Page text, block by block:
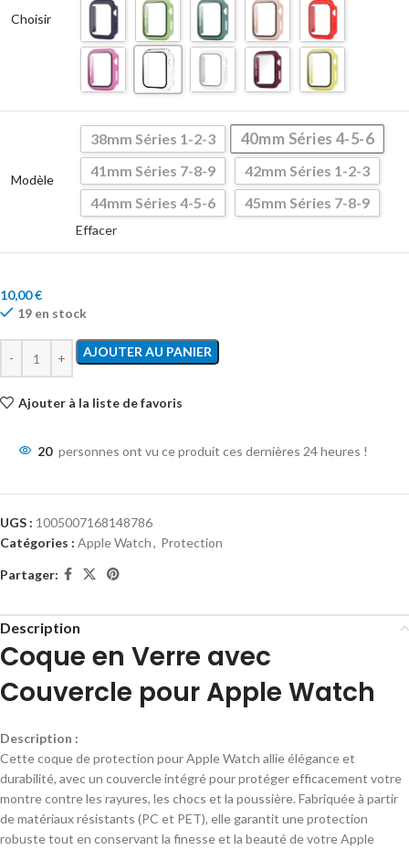
Choisir
Modèle
38mm Séries 1-2-3 40mm Séries 4-5-6
41mm Séries 7-8-9
42mm Séries 1-2-3
44mm Séries 4-5-6
45mm Séries 7-8-9
Effacer
10,00€
19 en stock
AJOUTER AU PANIER
Ajouter à la liste de favoris
20 personnes ont vu ce produit ces dernières 24 heures !
UGS : 1005007168148786
Catégories : Apple Watch, Protection
Partager:
Description
Coque en Verre avec
Couvercle pour Apple Watch
Description :
Cette coque de protection pour Apple Watch allie élégance et
durabilité, avec un couvercle intégré pour protéger efficacement votre
montre contre les rayures, les chocs et la poussière. Fabriquée à partir
de matériaux résistants (PC et PET), elle garantit une protection
robuste tout en conservant la finesse et la beauté de votre Apple